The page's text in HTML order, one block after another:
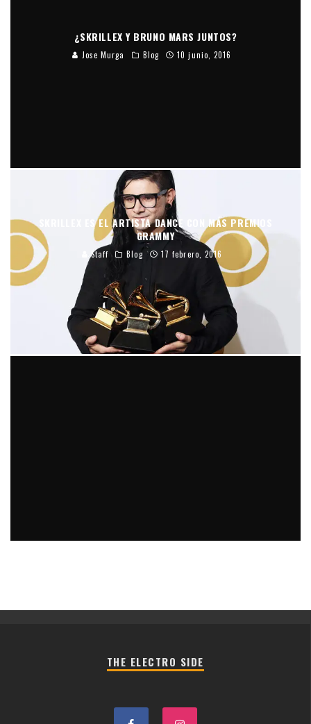
¿SKRILLEX Y BRUNO MARS JUNTOS?
Jose Murga Blog 10 junio, 2016
SKRILLEX ES EL ARTISTA DANCE CON MÁS PREMIOS
GRAMMY
Staff Blog 17 febrero, 2016
THE ELECTRO SIDE